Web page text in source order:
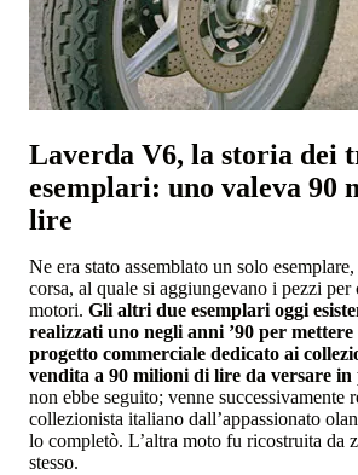
Laverda V6, la storia dei
esemplari: uno valeva 90
lire
Ne era stato assemblato un solo
corsa, al quale si aggiungevano i pezzi
motori. Gli altri due esemplari oggi
realizzati uno negli anni ’90 per
progetto commerciale dedicato ai
vendita a 90 milioni di lire da versare
non ebbe seguito; venne successivamente
collezionista italiano dall’appassionato
lo completò. L’altra moto fu ricostruita da
stesso.